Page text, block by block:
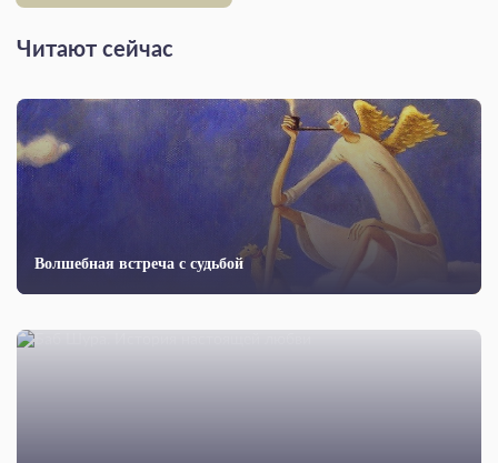
Читают сейчас
Волшебная встреча с судьбой